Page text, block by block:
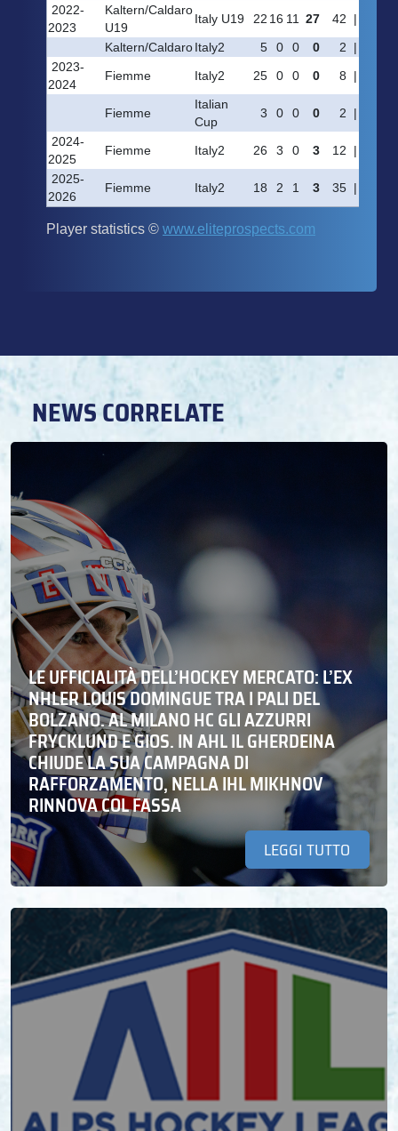
NEWS CORRELATE
LE UFFICIALITÀ DELL’HOCKEY MERCATO: L’EX
NHLER LOUIS DOMINGUE TRA I PALI DEL
BOLZANO. AL MILANO HC GLI AZZURRI
FRYCKLUND E GIOS. IN AHL IL GHERDEINA
CHIUDE LA SUA CAMPAGNA DI
RAFFORZAMENTO, NELLA IHL MIKHNOV
RINNOVA COL FASSA
LEGGI TUTTO